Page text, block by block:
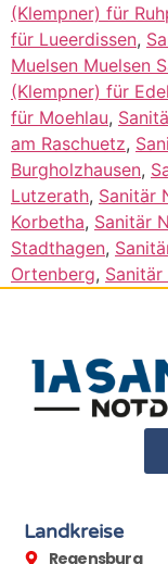
(Klempner) für
für Lueerdissen,
Muelsen Muelsen
(Klempner) für
für Moehlau,
am Raschuetz,
Burgholzhausen,
Lutzerath, Sanitär
Korbetha, Sanitär
Stadthagen,
Ortenberg,
Landkreise
Regensburg